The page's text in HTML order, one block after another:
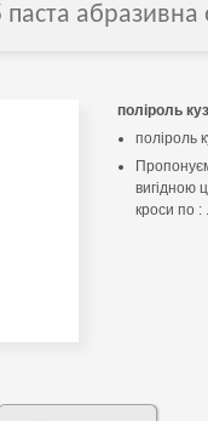
поліроль
поліроль
вигідною
кроси по : .